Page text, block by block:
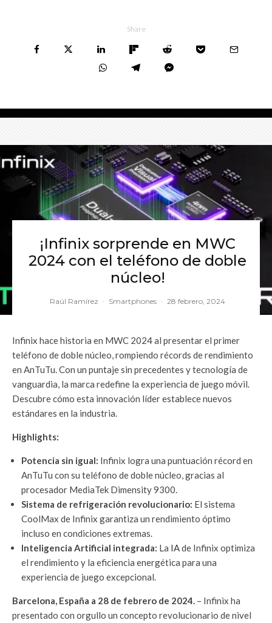
Share
¡Infinix sorprende en MWC
2024 con el teléfono de doble
núcleo!
Raúl Ramírez · Smartphones · 28 febrero, 2024
Infinix hace historia en MWC 2024 al presentar el primer
teléfono de doble núcleo, rompiendo récords de rendimiento
en AnTuTu. Con un puntaje sin precedentes y tecnología de
vanguardia, la marca redefine la experiencia de juego móvil.
Descubre cómo esta innovación líder establece nuevos
estándares en la industria.
Highlights:
Potencia sin igual: Infinix logra una puntuación récord en
AnTuTu con su teléfono de doble núcleo, gracias al
procesador MediaTek Dimensity 9300.
Sistema de refrigeración revolucionario: El sistema
CoolMax de Infinix garantiza un rendimiento óptimo
incluso en condiciones extremas.
Inteligencia Artificial integrada: La IAde Infinix optimiza
el rendimiento y la eficiencia energética para una
experiencia de juego excepcional.
Barcelona, España a 28 de febrero de 2024. – Infinix ha
presentado con orgullo un concepto revolucionario de nivel